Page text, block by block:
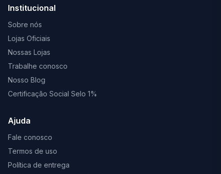
Institucional
Sobre nós
Lojas Oficiais
Nossas Lojas
Trabalhe conosco
Nosso Blog
Certificação Social Selo 1%
Ajuda
Fale conosco
Termos de uso
Política de entrega